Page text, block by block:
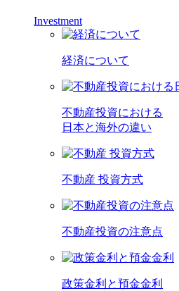
Investment
経済について
不動産投資における
日本と海外の違い
不動産 投資方式
不動産投資の注意点
政策金利と預金金利